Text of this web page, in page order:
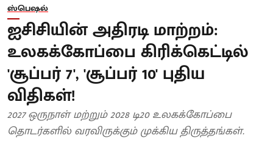
ஸ்பெஷல்
ஐசிசியின் அதிரடி மாற்றம்:
உலகக்கோப்பை கிரிக்கெட்டில்
'சூப்பர் 7', 'சூப்பர் 10' புதிய
விதிகள்!
2027 ஒருநாள் மற்றும் 2028 டி20 உலகக்கோப்பை
தொடர்களில் வரவிருக்கும் முக்கிய திருத்தங்கள்.